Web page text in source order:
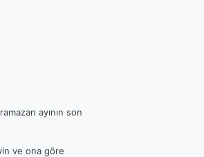
ayının son
ve ona göre